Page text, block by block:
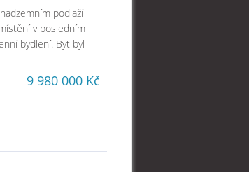
podlaží
v posledním
bydlení. Byt byl
9 980 000 Kč